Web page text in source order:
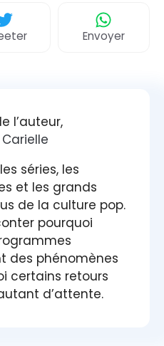
Envoyer
l’auteur,
séries, les
et les grands
de la culture pop.
pourquoi
des phénomènes
certains retours
d’attente.